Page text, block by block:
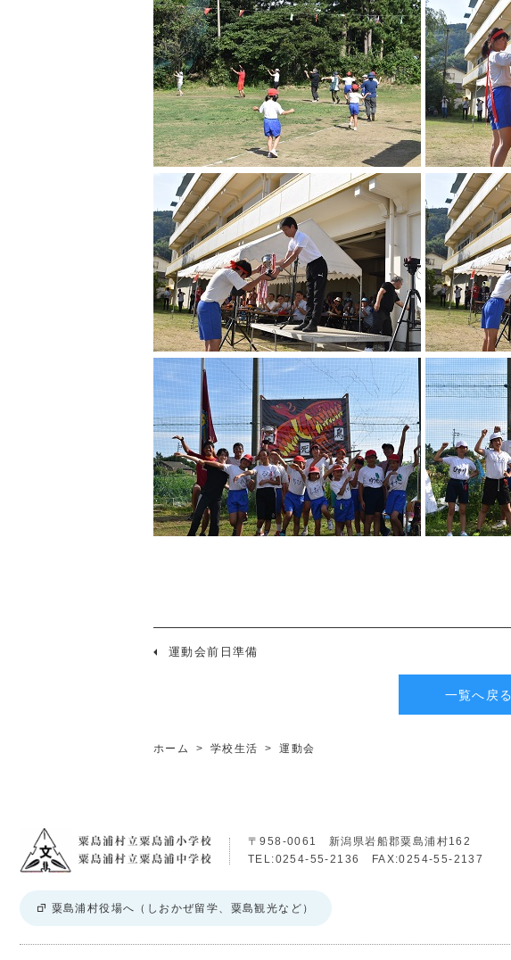
運動会前日準備
一覧へ戻る
ホーム > 学校生活 > 運動会
〒958-0061 新潟県岩船郡粟島浦村162
TEL:0254-55-2136 FAX:0254-55-2137
粟島浦村役場へ（しおかぜ留学、粟島観光など）